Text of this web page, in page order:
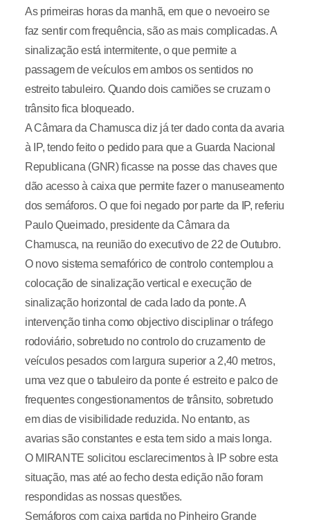
As primeiras horas da manhã, em que o nevoeiro se
faz sentir com frequência, são as mais complicadas. A
sinalização está intermitente, o que permite a
passagem de veículos em ambos os sentidos no
estreito tabuleiro. Quando dois camiões se cruzam o
trânsito fica bloqueado.
A Câmara da Chamusca diz já ter dado conta da avaria
à IP, tendo feito o pedido para que a Guarda Nacional
Republicana (GNR) ficasse na posse das chaves que
dão acesso à caixa que permite fazer o manuseamento
dos semáforos. O que foi negado por parte da IP, referiu
Paulo Queimado, presidente da Câmara da
Chamusca, na reunião do executivo de 22 de Outubro.
O novo sistema semafórico de controlo contemplou a
colocação de sinalização vertical e execução de
sinalização horizontal de cada lado da ponte. A
intervenção tinha como objectivo disciplinar o tráfego
rodoviário, sobretudo no controlo do cruzamento de
veículos pesados com largura superior a 2,40 metros,
uma vez que o tabuleiro da ponte é estreito e palco de
frequentes congestionamentos de trânsito, sobretudo
em dias de visibilidade reduzida. No entanto, as
avarias são constantes e esta tem sido a mais longa.
O MIRANTE solicitou esclarecimentos à IP sobre esta
situação, mas até ao fecho desta edição não foram
respondidas as nossas questões.
Semáforos com caixa partida no Pinheiro Grande